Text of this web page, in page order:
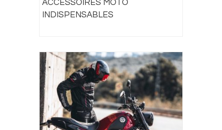
ACCESSOIRES MOTO
INDISPENSABLES